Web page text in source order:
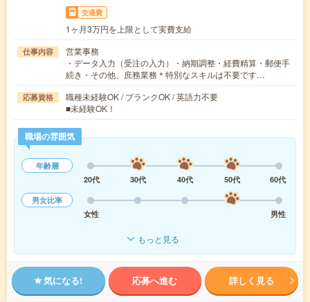
交通費
1ヶ月3万円を上限として実費支給
仕事内容
営業事務
・データ入力（受注の入力）・納期調整・経費精算・郵便手
続き・その他、庶務業務＊特別なスキルは不要です…
応募資格
職種未経験OK / ブランクOK / 英語力不要
■未経験OK！
職場の雰囲気
年齢層
20代
30代 40代 50代
60代
男女比率
女性
男性
もっと見る
気になる! 応募へ進む 詳しく見る